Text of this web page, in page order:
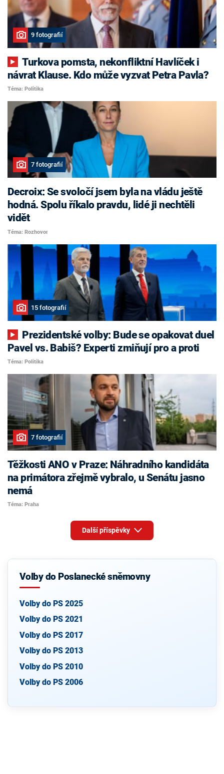
9 fotografií
Turkova pomsta, nekonfliktní Havlíček i
návrat Klause. Kdo může vyzvat Petra Pavla?
Téma: Politika
7 fotografií
Decroix: Se svoločí jsem byla na vládu ještě
hodná. Spolu říkalo pravdu, lidé ji nechtěli
vidět
Téma: Rozhovor
15 fotografií
Pavel vs. Babiš? Experti zmiňují pro a proti
Téma: Politika
7 fotografií
Těžkosti ANO v Praze: Náhradního kandidáta
na primátora zřejmě vybralo, u Senátu jasno
nemá
Téma: Praha
Další příspěvky
Volby do Poslanecké sněmovny
Volby do PS 2025
Volby do PS 2021
Volby do PS 2017
Volby do PS 2013
Volby do PS 2010
Volby do PS 2006